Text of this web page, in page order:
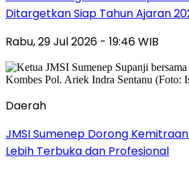
Ditargetkan Siap Tahun Ajaran
Rabu, 29 Jul 2026 - 19:46 WIB
Daerah
JMSI Sumenep Dorong
Lebih Terbuka dan Profesional